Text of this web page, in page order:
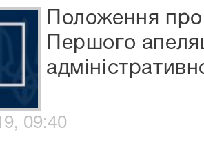
Положення
Першого
09:40